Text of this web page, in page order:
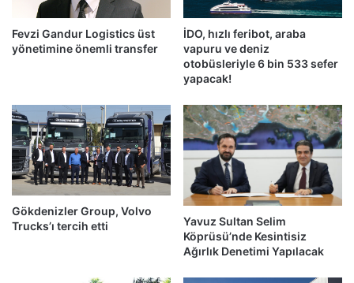
Fevzi Gandur Logistics üst
yönetimine önemli transfer
İDO, hızlı feribot, araba
vapuru ve deniz
otobüsleriyle 6 bin 533 sefer
yapacak!
Gökdenizler Group, Volvo
Trucks’ı tercih etti
Yavuz Sultan Selim
Köprüsü’nde Kesintisiz
Ağırlık Denetimi Yapılacak